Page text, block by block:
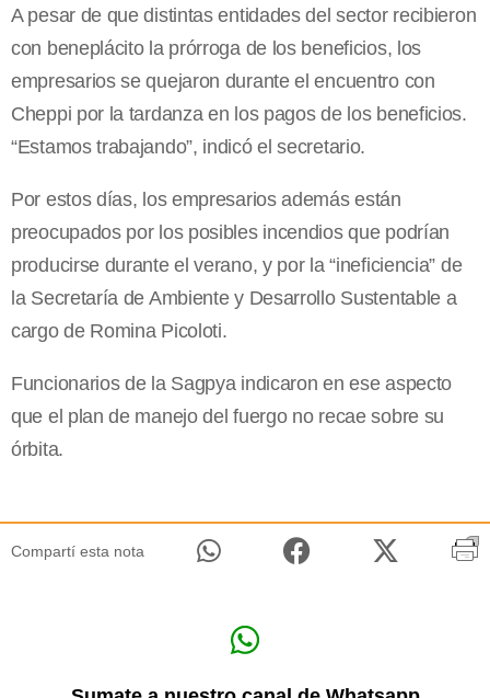
A pesar de que distintas entidades del sector recibieron
con beneplácito la prórroga de los beneficios, los
empresarios se quejaron durante el encuentro con
Cheppi por la tardanza en los pagos de los beneficios.
“Estamos trabajando”, indicó el secretario.
Por estos días, los empresarios además están
preocupados por los posibles incendios que podrían
producirse durante el verano, y por la “ineficiencia” de
la Secretaría de Ambiente y Desarrollo Sustentable a
cargo de Romina Picoloti.
Funcionarios de la Sagpya indicaron en ese aspecto
que el plan de manejo del fuergo no recae sobre su
órbita.
Compartí esta nota